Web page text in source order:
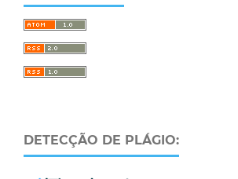
DETECÇÃO DE PLÁGIO: